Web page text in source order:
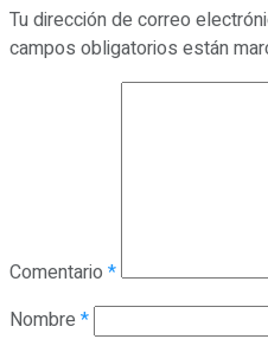
Tu dirección de correo
campos obligatorios están
Comentario *
Nombre *